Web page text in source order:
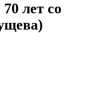
лет со